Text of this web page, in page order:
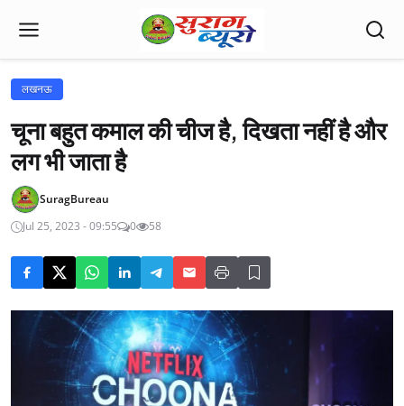
लखनऊ
चूना बहुत कमाल की चीज है, दिखता नहीं है और
लग भी जाता है
SuragBureau
Jul 25, 2023 - 09:55
0 58